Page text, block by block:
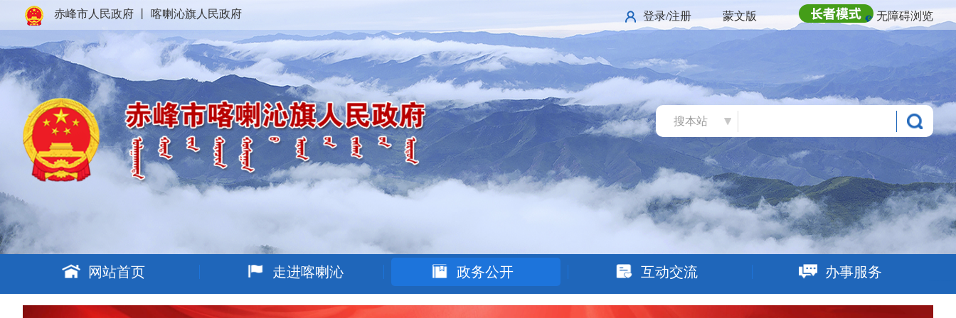
赤峰市人民政府 喀喇沁旗人民政府 登录/注册 蒙文版 无障碍浏览
搜本站
网站首页 走进喀喇沁 政务公开 互动交流 办事服务